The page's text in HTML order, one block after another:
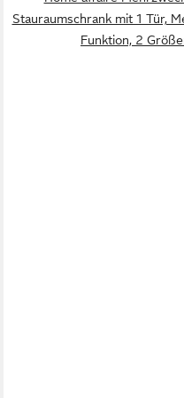
Stauraumschrank mit 1 Tür,
Funktion, 2